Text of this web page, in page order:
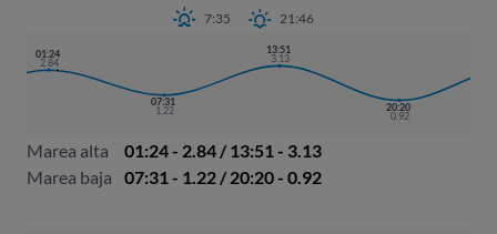
7:35 21:46
01:24
2.84
07:31
1.22
13:51
3.13
20:20
0.92
Marea alta
01:24 - 2.84 / 13:51 - 3.13
Marea baja
07:31 - 1.22 / 20:20 - 0.92